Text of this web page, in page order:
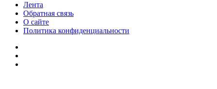
Лента
Обратная связь
О сайте
Политика конфиденциальности